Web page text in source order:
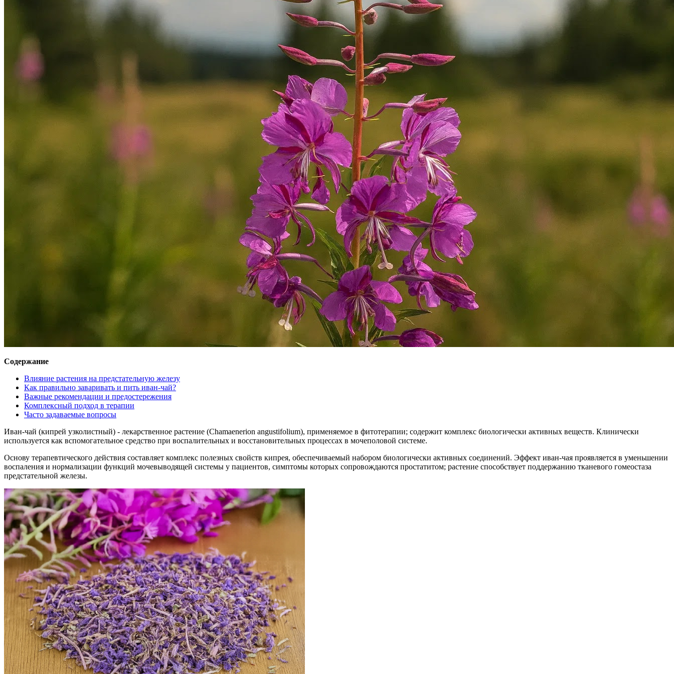
Содержание
Влияние растения на предстательную железу
Как правильно заваривать и пить иван-чай?
Важные рекомендации и предостережения
Комплексный подход в терапии
Часто задаваемые вопросы
Иван-чай (кипрей узколистный) - лекарственное растение (Chamaenerion angustifolium), применяемое в фитотерапии; содержит комплекс биологически активных веществ. Клинически
используется как вспомогательное средство при воспалительных и восстановительных процессах в мочеполовой системе.
Основу терапевтического действия составляет комплекс полезных свойств кипрея, обеспечиваемый набором биологически активных соединений. Эффект иван-чая проявляется в уменьшении
воспаления и нормализации функций мочевыводящей системы у пациентов, симптомы которых сопровождаются простатитом; растение способствует поддержанию тканевого гомеостаза
предстательной железы.